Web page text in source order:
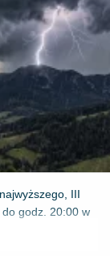
III
godz. 20:00 w